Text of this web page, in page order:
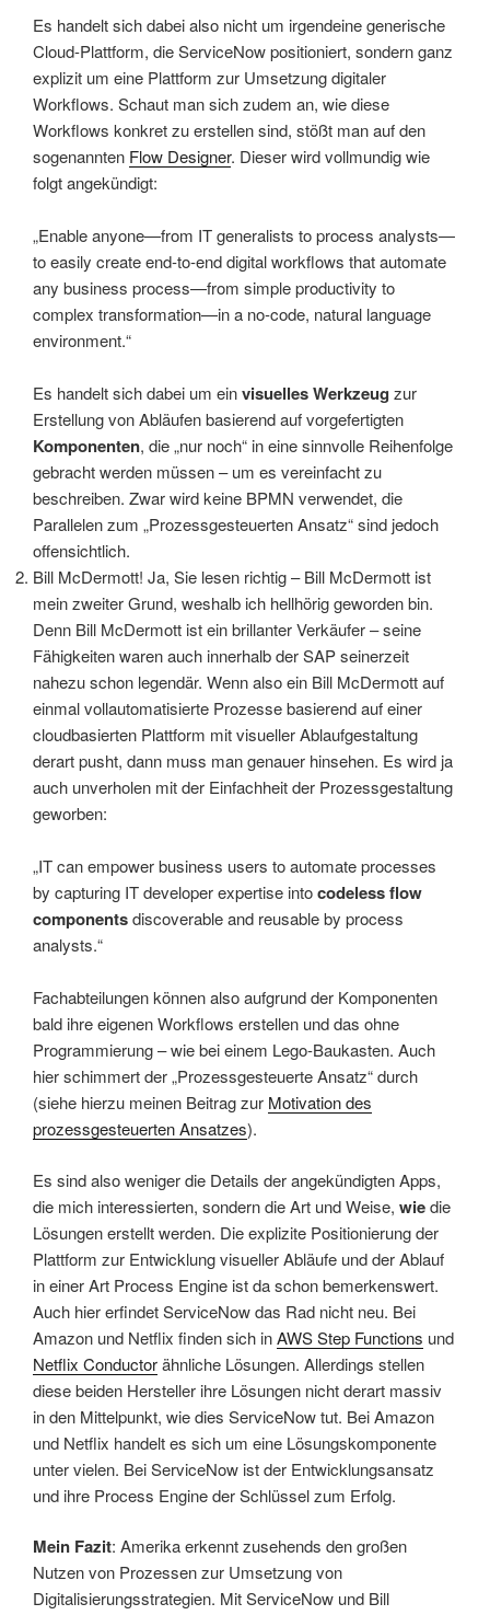
Es handelt sich dabei also nicht um irgendeine generische
Cloud-Plattform, die ServiceNow positioniert, sondern ganz
explizit um eine Plattform zur Umsetzung digitaler
Workflows. Schaut man sich zudem an, wie diese
Workflows konkret zu erstellen sind, stößt man auf den
sogenannten Flow Designer. Dieser wird vollmundig wie
folgt angekündigt:
„Enable anyone—from IT generalists to process analysts—
to easily create end‑to‑end digital workflows that automate
any business process—from simple productivity to
complex transformation—in a no‑code, natural language
environment.“
Es handelt sich dabei um einvisuelles Werkzeug zur
Erstellung von Abläufen basierend auf vorgefertigten
Komponenten, die „nur noch“ in eine sinnvolle Reihenfolge
gebracht werden müssen – um es vereinfacht zu
beschreiben. Zwar wird keine BPMN verwendet, die
Parallelen zum „Prozessgesteuerten Ansatz“ sind jedoch
offensichtlich.
Bill McDermott! Ja, Sie lesen richtig – Bill McDermott ist
mein zweiter Grund, weshalb ich hellhörig geworden bin.
Denn Bill McDermott ist ein brillanter Verkäufer – seine
Fähigkeiten waren auch innerhalb der SAP seinerzeit
nahezu schon legendär. Wenn also ein Bill McDermott auf
einmal vollautomatisierte Prozesse basierend auf einer
cloudbasierten Plattform mit visueller Ablaufgestaltung
derart pusht, dann muss man genauer hinsehen. Es wird ja
auch unverholen mit der Einfachheit der Prozessgestaltung
geworben:
„IT can empower business users to automate processes
by capturing IT developer expertise intocodeless flow
componentsdiscoverable and reusable by process
analysts.“
Fachabteilungen können also aufgrund der Komponenten
bald ihre eigenen Workflows erstellen und das ohne
Programmierung – wie bei einem Lego-Baukasten. Auch
hier schimmert der „Prozessgesteuerte Ansatz“ durch
(siehe hierzu meinen Beitrag zur Motivation des
prozessgesteuerten Ansatzes).
Es sind also weniger die Details der angekündigten Apps,
die mich interessierten, sondern die Art und Weise, wiedie
Lösungen erstellt werden. Die explizite Positionierung der
Plattform zur Entwicklung visueller Abläufe und der Ablauf
in einer Art Process Engine ist da schon bemerkenswert.
Auch hier erfindet ServiceNow das Rad nicht neu. Bei
Amazon und Netflix finden sich inAWS Step Functions und
Netflix Conductorähnliche Lösungen. Allerdings stellen
diese beiden Hersteller ihre Lösungen nicht derart massiv
in den Mittelpunkt, wie dies ServiceNow tut. Bei Amazon
und Netflix handelt es sich um eine Lösungskomponente
unter vielen. Bei ServiceNow ist der Entwicklungsansatz
und ihre Process Engine der Schlüssel zum Erfolg.
Mein Fazit: Amerika erkennt zusehends den großen
Nutzen von Prozessen zur Umsetzung von
Digitalisierungsstrategien. Mit ServiceNow und Bill